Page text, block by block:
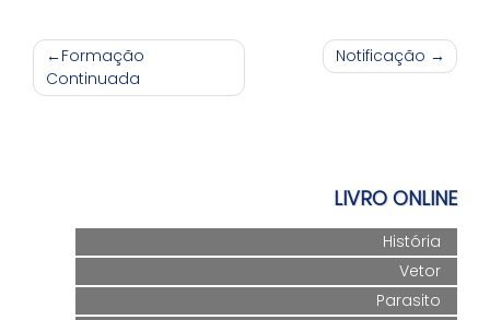
Navegação
de
Formação
Continuada
Notificação
LIVRO ONLINE
História
Vetor
Parasito